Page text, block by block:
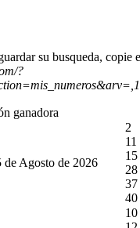
su busqueda, copie
?
ganadora
de Agosto de 2026
2
11
15
28
37
40
10